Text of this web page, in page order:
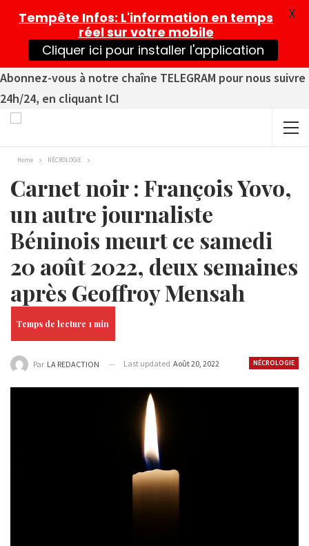
Abonnez-vous à notre chaîne TELEGRAM pour nous suivre
24h/24, en cliquant ICI
Home NÉCROLOGIE
Carnet noir : François Yovo,
un autre journaliste
Béninois meurt ce samedi
20 août 2022, deux semaines
après Geoffroy Mensah
NÉCROLOGIE
Par LA REDACTION Last updated Août 20, 2022
Tempête Infos: L'information en temps
réel sur votre mobile
Cliquer ici pour installer l'application
X